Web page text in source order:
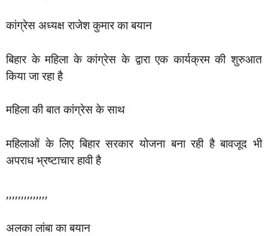
कांग्रेस अध्यक्ष राजेश कुमार का बयान
बिहार के महिला के कांग्रेस के द्वारा एक कार्यक्रम की शुरुआत
किया जा रहा है
महिला की बात कांग्रेस के साथ
महिलाओं के लिए बिहार सरकार योजना बना रही है बावजूद भी
अपराध भ्रष्टाचार हावी है
,,,,,,,,,,,,,,
अलका लांबा का बयान